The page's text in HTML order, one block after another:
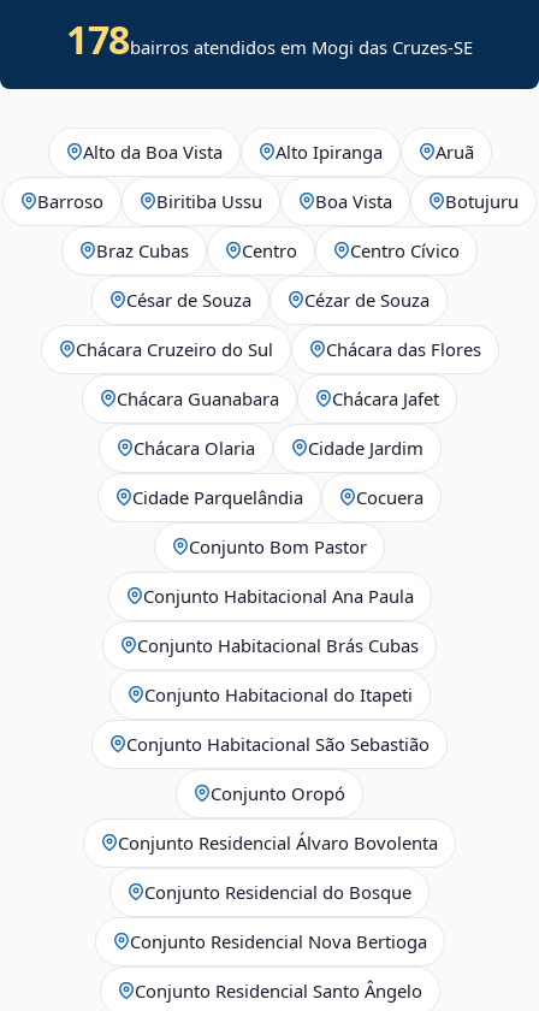
178bairros atendidos em Mogi das Cruzes-SE
Alto da Boa Vista Alto Ipiranga Aruã
Barroso Biritiba Ussu Boa Vista Botujuru
Braz Cubas Centro Centro Cívico
César de Souza Cézar de Souza
Chácara Cruzeiro do Sul Chácara das Flores
Chácara Guanabara Chácara Jafet
Chácara Olaria Cidade Jardim
Cidade Parquelândia Cocuera
Conjunto Bom Pastor
Conjunto Habitacional Ana Paula
Conjunto Habitacional Brás Cubas
Conjunto Habitacional do Itapeti
Conjunto Habitacional São Sebastião
Conjunto Oropó
Conjunto Residencial Álvaro Bovolenta
Conjunto Residencial do Bosque
Conjunto Residencial Nova Bertioga
Conjunto Residencial Santo Ângelo